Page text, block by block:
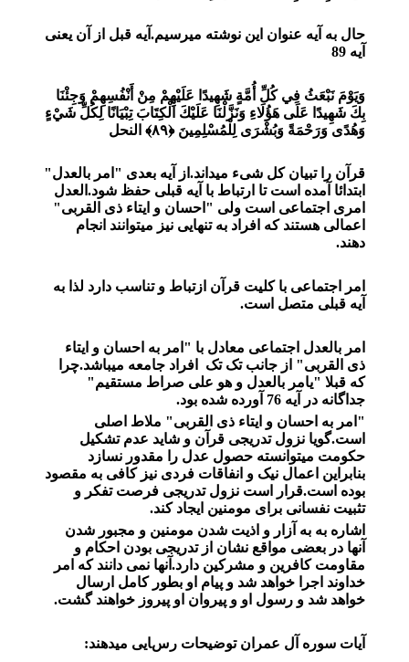
حال به آیه عنوان این نوشته میرسیم.آیه قبل از آن یعنی
آیه 89
وَيَوْمَ نَبْعَثُ فِي كُلِّ أُمَّةٍ شَهِيدًا عَلَيْهِمْ مِنْ أَنْفُسِهِمْ وَجِئْنَا
بِكَ شَهِيدًا عَلَى هَؤُلَاءِ وَنَزَّلْنَا عَلَيْكَ الْكِتَابَ تِبْيَانًا لِكُلِّ شَيْءٍ
وَهُدًى وَرَحْمَةً وَبُشْرَى لِلْمُسْلِمِينَ ﴿۸۹﴾
النحل
قرآن را تبیان کل شیء میداند.از آیه بعدی "امر بالعدل"
ابتدائا آمده است تا ارتباط با آیه قبلی حفظ شود.العدل
امری اجتماعی است ولی "احسان و ایتاء ذی القربی"
اعمالی هستند که افراد به تنهایی نیز میتوانند انجام
دهند.
امر اجتماعی با کلیت قرآن ازتباط و تناسب دارد لذا به
آیه قبلی متصل است.
امر بالعدل اجتماعی معادل با "امر به احسان و ایتاء
ذی القربی" از جانب تک تک افراد جامعه میباشد.چرا
که قبلا "یامر بالعدل و هو علی صراط مستقیم"
جداگانه در آیه 76 آورده شده بود.
"امر به احسان و ایتاء ذی القربی" ملاط اصلی
است.گویا نزول تدریجی قرآن و شاید عدم تشکیل
حکومت میتوانسته حصول عدل را مقدور نسازد
بنابراین اعمال نیک و انفاقات فردی نیز کافی به مقصود
بوده است.قرار است نزول تدریجی فرصت تفکر و
تثبیت نفسانی برای مومنین ایجاد کند.
اشاره به به آزار و اذیت شدن مومنین و مجبور شدن
آنها در بعضی مواقع نشان از تدریجی بودن احکام و
مقاومت کافرین و مشرکین دارد.آنها نمی دانند که امر
خداوند اجرا خواهد شد و پیام او بطور کامل ارسال
خواهد شد و رسول او و پیروان او پیروز خواهند گشت.
آیات سوره آل عمران توضیحات رسایی میدهند: